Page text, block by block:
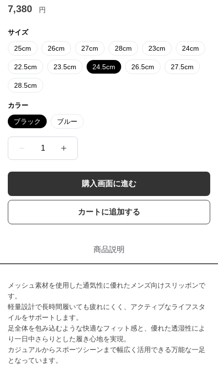
7,380 円
サイズ
25cm 26cm 27cm 28cm 23cm 24cm
22.5cm 23.5cm 24.5cm 26.5cm 27.5cm
28.5cm
カラー
ブラック ブルー
1
購入画面に進む
カートに追加する
商品説明
メッシュ素材を使用した通気性に優れたメンズ向けスリッポンで
す。
軽量設計で長時間履いても疲れにくく、アクティブなライフスタ
イルをサポートします。
足全体を包み込むような快適なフィット感と、優れた透湿性によ
り一日中さらりとした履き心地を実現。
カジュアルからスポーツシーンまで幅広く活用できる万能な一足
となっています。